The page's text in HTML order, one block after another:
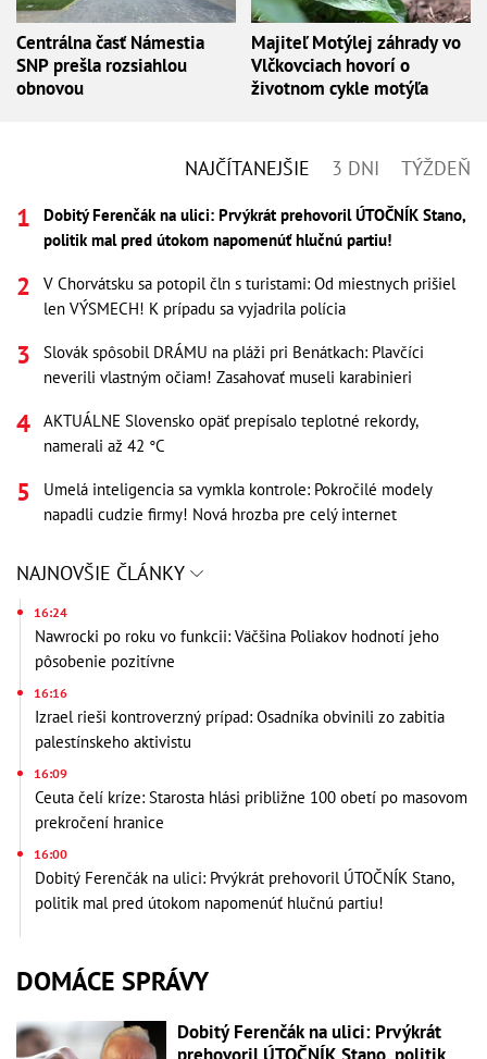
Centrálna časť Námestia
SNP prešla rozsiahlou
obnovou
Majiteľ Motýlej záhrady vo
Vlčkovciach hovorí o
životnom cykle motýľa
NAJČÍTANEJŠIE 3 DNI TÝŽDEŇ
Dobitý Ferenčák na ulici: Prvýkrát prehovoril ÚTOČNÍK Stano,
politik mal pred útokom napomenúť hlučnú partiu!
V Chorvátsku sa potopil čln s turistami: Od miestnych prišiel
len VÝSMECH! K prípadu sa vyjadrila polícia
Slovák spôsobil DRÁMU na pláži pri Benátkach: Plavčíci
neverili vlastným očiam! Zasahovať museli karabinieri
AKTUÁLNE Slovensko opäť prepísalo teplotné rekordy,
namerali až 42 °C
Umelá inteligencia sa vymkla kontrole: Pokročilé modely
napadli cudzie firmy! Nová hrozba pre celý internet
NAJNOVŠIE ČLÁNKY
16:24
Nawrocki po roku vo funkcii: Väčšina Poliakov hodnotí jeho
pôsobenie pozitívne
16:16
Izrael rieši kontroverzný prípad: Osadníka obvinili zo zabitia
palestínskeho aktivistu
16:09
Ceuta čelí kríze: Starosta hlási približne 100 obetí po masovom
prekročení hranice
16:00
Dobitý Ferenčák na ulici: Prvýkrát prehovoril ÚTOČNÍK Stano,
politik mal pred útokom napomenúť hlučnú partiu!
DOMÁCE SPRÁVY
Dobitý Ferenčák na ulici: Prvýkrát